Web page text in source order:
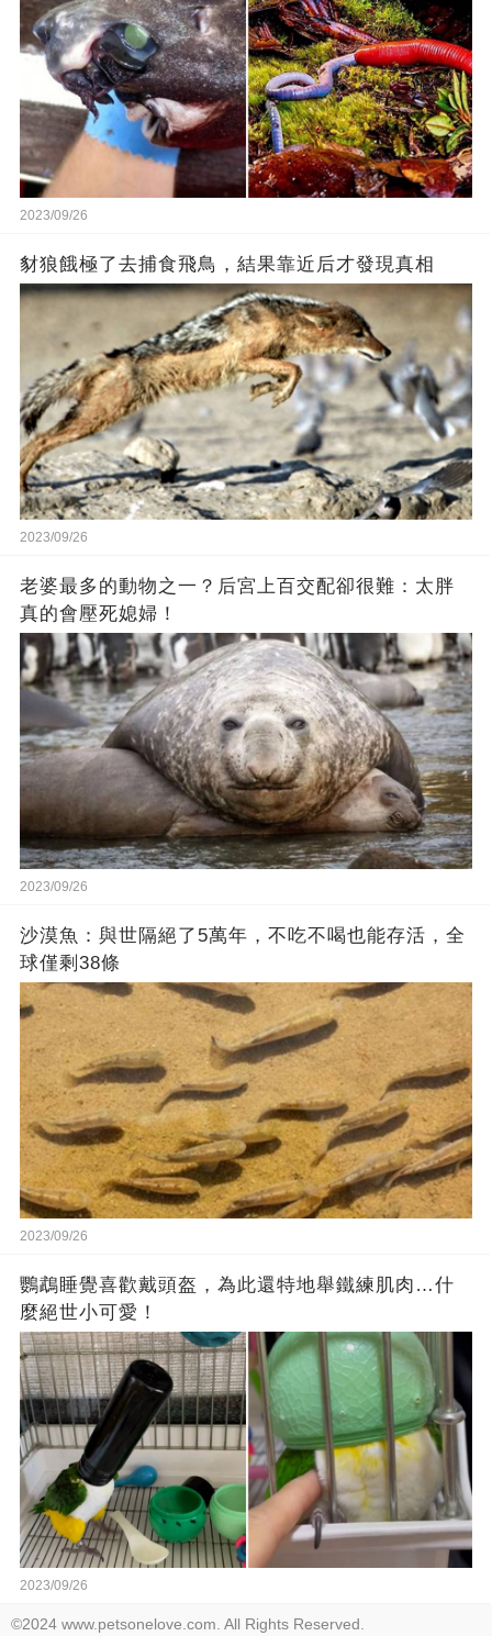
2023/09/26
豺狼餓極了去捕食飛鳥，結果靠近后才發現真相
2023/09/26
老婆最多的動物之一？后宮上百交配卻很難：太胖
真的會壓死媳婦！
2023/09/26
沙漠魚：與世隔絕了5萬年，不吃不喝也能存活，全
球僅剩38條
2023/09/26
鸚鵡睡覺喜歡戴頭盔，為此還特地舉鐵練肌肉…什
麼絕世小可愛！
2023/09/26
©2024 www.petsonelove.com. All Rights Reserved.